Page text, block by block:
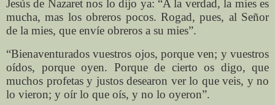
Jesús de Nazaret nos lo dijo ya: “A la verdad, la mies es
mucha, mas los obreros pocos. Rogad, pues, al Señor
de la mies, que envíe obreros a su mies”.
“Bienaventurados vuestros ojos, porque ven; y vuestros
oídos, porque oyen. Porque de cierto os digo, que
muchos profetas y justos desearon ver lo que veis, y no
lo vieron; y oír lo que oís, y no lo oyeron”.